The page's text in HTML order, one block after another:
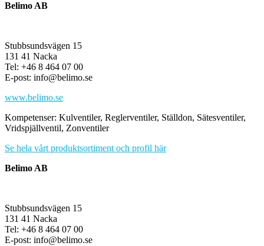
Belimo AB
Stubbsundsvägen 15
131 41 Nacka
Tel: +46 8 464 07 00
E-post: info@belimo.se
www.belimo.se
Kompetenser: Kulventiler, Reglerventiler, Ställdon, Sätesventiler,
Vridspjällventil, Zonventiler
Se hela vårt produktsortiment och profil här
Belimo AB
Stubbsundsvägen 15
131 41 Nacka
Tel: +46 8 464 07 00
E-post: info@belimo.se